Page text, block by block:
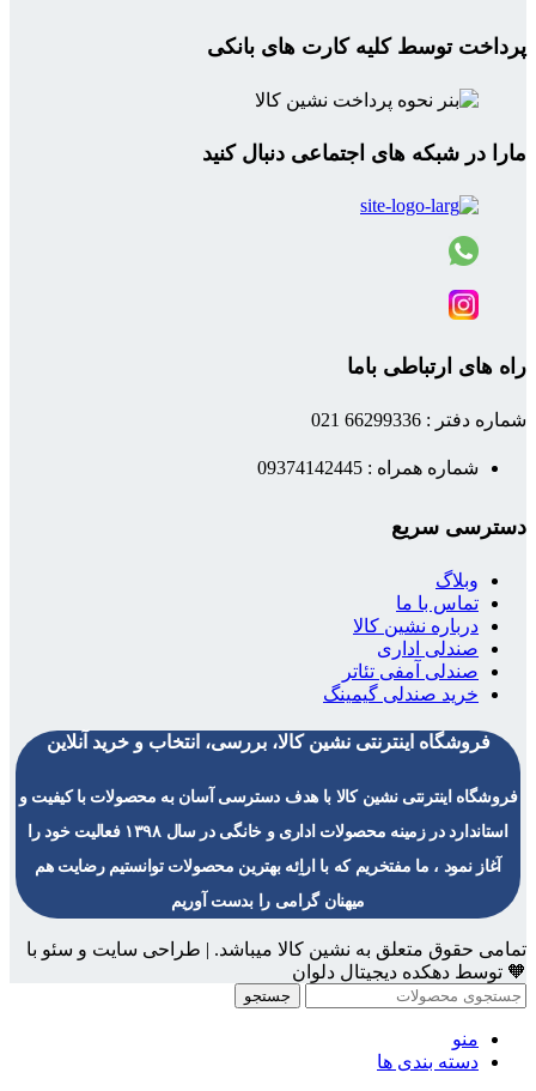
پرداخت توسط کلیه کارت های بانکی
مارا در شبکه های اجتماعی دنبال کنید
راه های ارتباطی باما
شماره دفتر : 66299336 021
شماره همراه : 09374142445
دسترسی سریع
وبلاگ
تماس با ما
درباره نشین کالا
صندلی اداری
صندلی آمفی تئاتر
خرید صندلی گیمینگ
فروشگاه اینترنتی نشین کالا، بررسی، انتخاب و خرید آنلاین
فروشگاه اینترنتی نشین کالا با هدف دسترسی آسان به محصولات با کیفیت و
استاندارد در زمینه محصولات اداری و خانگی در سال ۱۳۹۸ فعالیت خود را
آغاز نمود ، ما مفتخریم که با اراِئه بهترین محصولات توانستیم رضایت هم
میهنان گرامی را بدست آوریم
تمامی حقوق متعلق به نشین کالا میباشد. | طراحی سایت و سئو با
🧡 توسط دهکده دیجیتال دلوان
جستجو
منو
دسته بندی ها